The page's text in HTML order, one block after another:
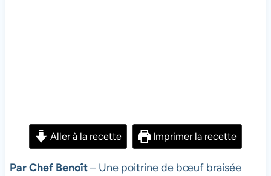
Aller à la recette Imprimer la recette
Par Chef Benoît– Une poitrine de bœuf braisée